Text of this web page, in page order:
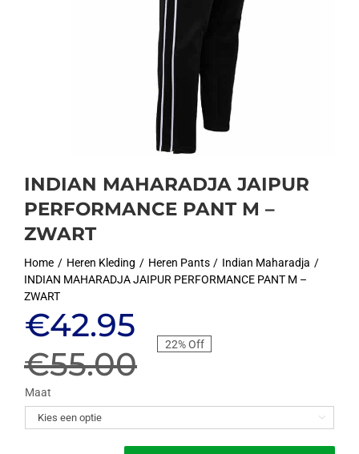
INDIAN MAHARADJA JAIPUR
PERFORMANCE PANT M –
ZWART
Home Heren Kleding Heren Pants
Indian Maharadja
INDIAN MAHARADJA JAIPUR PERFORMANCE PANT M –
ZWART
€55.00
Oorspronkelijke
prijs
was:
€55.00.
€42.95
Huidige
prijs
is:
€42.95.
22% Off
Maat
